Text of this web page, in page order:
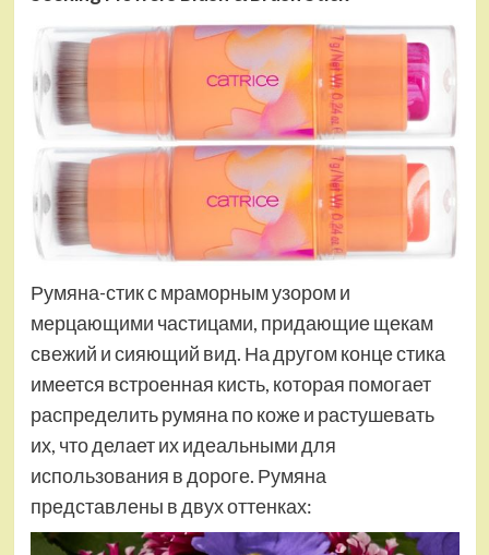
Румяна-стик с мраморным узором и
мерцающими частицами, придающие щекам
свежий и сияющий вид. На другом конце стика
имеется встроенная кисть, которая помогает
распределить румяна по коже и растушевать
их, что делает их идеальными для
использования в дороге. Румяна
представлены в двух оттенках: